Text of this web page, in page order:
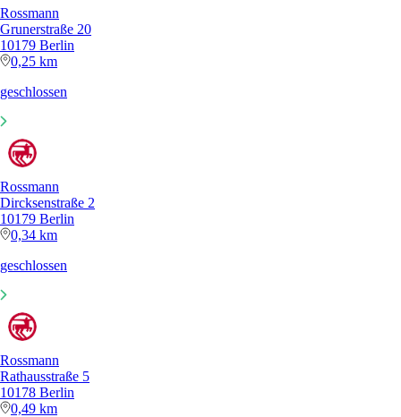
Rossmann
Grunerstraße 20
10179 Berlin
0,25 km
geschlossen
Rossmann
Dircksenstraße 2
10179 Berlin
0,34 km
geschlossen
Rossmann
Rathausstraße 5
10178 Berlin
0,49 km